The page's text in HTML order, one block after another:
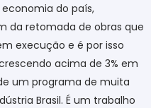
do país,
da retomada de obras que
execução e é por isso
acima de 3% em
um programa de muita
Brasil. É um trabalho